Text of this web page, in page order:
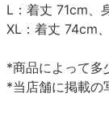
L：着丈 71cm、
XL：着丈 74cm
*商品によって多
*当店舗に掲載の